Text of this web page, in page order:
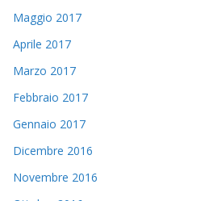
Maggio 2017
Aprile 2017
Marzo 2017
Febbraio 2017
Gennaio 2017
Dicembre 2016
Novembre 2016